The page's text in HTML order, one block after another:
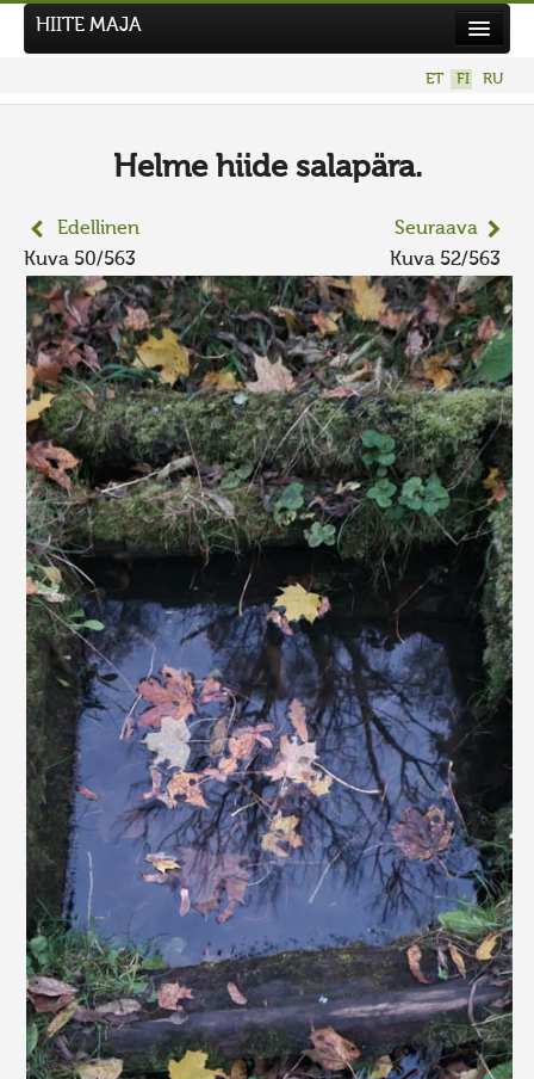
UUSI KUVAKILPAILU
AIEMMAT KILPAILUT
HIITE MAJA
ET FI RU
Helme hiide salapära.
Edellinen
Kuva 50/563
Seuraava
Kuva 52/563